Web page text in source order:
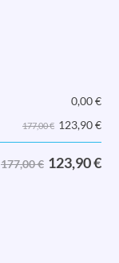
0,00€
177,00 € 123,90€
177,00 € 123,90€